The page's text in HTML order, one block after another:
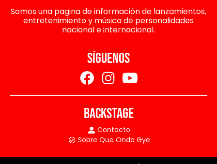
Somos una pagina de información de lanzamientos,
entretenimiento y música de personalidades
nacional e internacional.
SÍGUENOS
BACKSTAGE
Contacto
Sobre Que Onda Gye